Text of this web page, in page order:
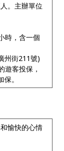
。主辦單位
時，含一個
州街211號)
遊客投保，
。
愉快的心情